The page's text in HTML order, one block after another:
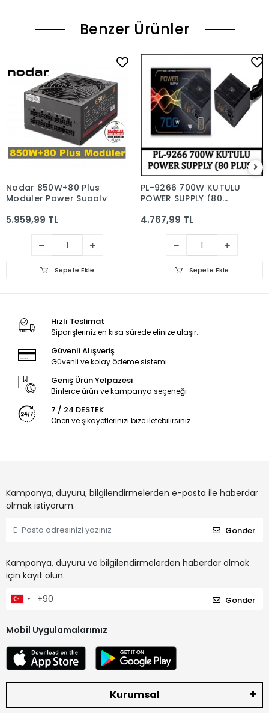
Benzer Ürünler
Nodar 850W+80 Plus
Modüler Power Supply
5.959,99 TL
Sepete Ekle
PL-9266 700W KUTULU
POWER SUPPLY (80
4.767,99 TL
Sepete Ekle
Hızlı Teslimat
Siparişleriniz en kısa sürede elinize ulaşır.
Güvenli Alışveriş
Güvenli ve kolay ödeme sistemi
Geniş Ürün Yelpazesi
Binlerce ürün ve kampanya seçeneği
7 / 24 DESTEK
Öneri ve şikayetlerinizi bize iletebilirsiniz.
Kampanya, duyuru, bilgilendirmelerden e-posta ile haberdar
olmak istiyorum.
Gönder
Kampanya, duyuru ve bilgilendirmelerden haberdar olmak
için kayıt olun.
Gönder
Mobil Uygulamalarımız
Kurumsal